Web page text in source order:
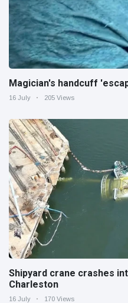
Magician's handcuff
16 July 205 Views
Shipyard crane crashes
Charleston
16 July 170 Views